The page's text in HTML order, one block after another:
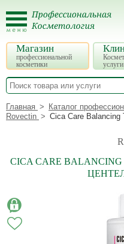
Магазин
профессиональной
косметики
услуги
Главная Каталог
Rovectin
Cica Care Balancing
CICA CARE